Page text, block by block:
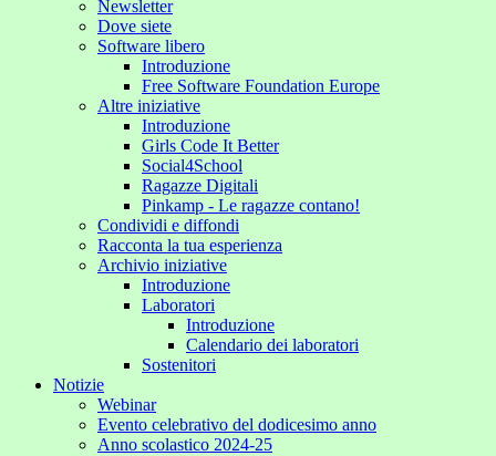
Newsletter
Dove siete
Software libero
Introduzione
Free Software Foundation Europe
Altre iniziative
Introduzione
Girls Code It Better
Social4School
Ragazze Digitali
Pinkamp - Le ragazze contano!
Condividi e diffondi
Racconta la tua esperienza
Archivio iniziative
Introduzione
Laboratori
Introduzione
Calendario dei laboratori
Sostenitori
Notizie
Webinar
Evento celebrativo del dodicesimo anno
Anno scolastico 2024-25